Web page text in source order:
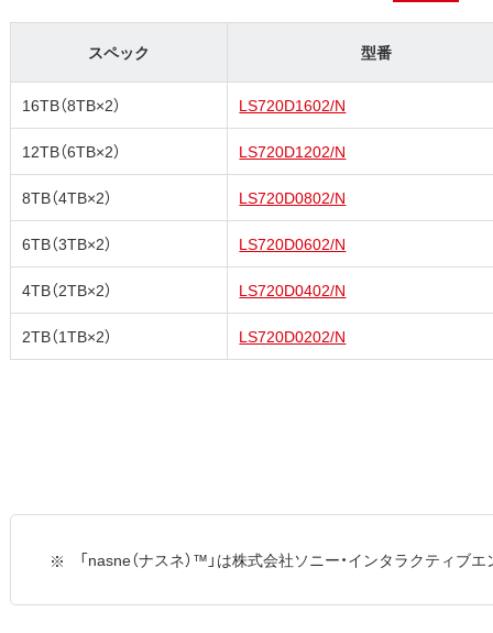
スペック 型番
16TB（8TB×2） LS720D1602/N
12TB（6TB×2） LS720D1202/N
8TB（4TB×2） LS720D0802/N
6TB（3TB×2） LS720D0602/N
4TB（2TB×2） LS720D0402/N
2TB（1TB×2） LS720D0202/N
「nasne（ナスネ）™」は株式会社ソニー・インタラクティブ